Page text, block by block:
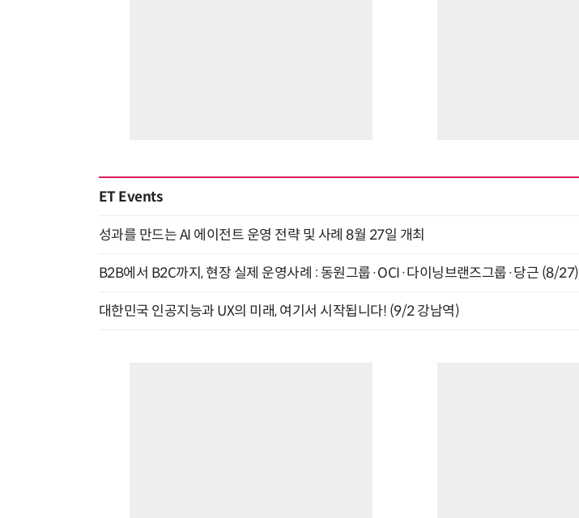
ET Events
성과를 만드는 AI 에이전트 운영 전략 및 사례 8월 27일 개최
B2B에서 B2C까지, 현장 실제 운영사례 : 동원그룹·OCI·다이닝브랜즈그룹·당근 (8/27)
대한민국 인공지능과 UX의 미래, 여기서 시작됩니다! (9/2 강남역)